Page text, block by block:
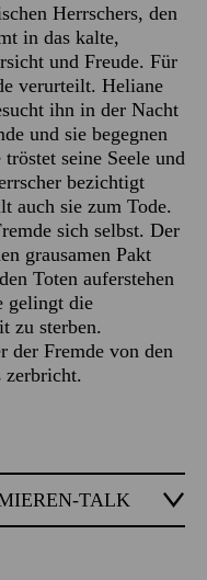
Herrschers, den
in das kalte,
und Freude. Für
verurteilt. Heliane
ihn in der Nacht
und sie begegnen
seine Seele und
bezichtigt
auch sie zum Tode.
sich selbst. Der
grausamen Pakt
Toten auferstehen
gelingt die
zu sterben.
der Fremde von den
zerbricht.
TALK